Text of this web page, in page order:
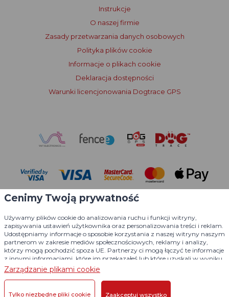
Instrukcje
O naszej firmie
Zasady przetwarzania danych osobowych
Polityka plików cookie
Informacje o plikach cookie
Deklaracja dostępności
Warunki licencjonowania Dogtrace GPS
© 2004 - 2026 VNT electronics s.r.o., wszelkie prawa zastrzeżone
Projekt graficzny KošnarDesign.cz
CZECHGROUP.cz
Cenimy Twoją prywatność
Używamy plików cookie do analizowania ruchu i funkcji witryny,
zapisywania ustawień użytkownika oraz personalizowania treści i reklam.
Udostępniamy informacje o sposobie korzystania z naszej witryny naszym
partnerom w zakresie mediów społecznościowych, reklamy i analizy,
którzy mogą pochodzić spoza UE. Partnerzy ci mogą łączyć te informacje
z innymi informacjami, które im przekazałeś lub które uzyskali w wyniku
korzystania z ich usług. Szczegółowe informacje
Zarządzanie plikami cookie
Tylko niezbędne pliki cookie Zaakceptuj wszystko